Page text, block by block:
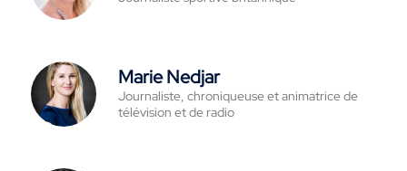
Marie Nedjar
Journaliste, chroniqueuse et animatrice de
télévision et de radio